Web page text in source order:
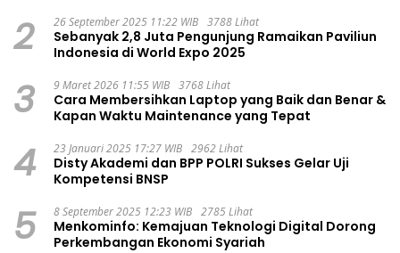
2 26 September 2025 11:22 WIB 3788 Lihat
Sebanyak 2,8 Juta Pengunjung Ramaikan Paviliun
Indonesia di World Expo 2025
3 9 Maret 2026 11:55 WIB 3768 Lihat
Cara Membersihkan Laptop yang Baik dan Benar &
Kapan Waktu Maintenance yang Tepat
4 23 Januari 2025 17:27 WIB 2962 Lihat
Disty Akademi dan BPP POLRI Sukses Gelar Uji
Kompetensi BNSP
5 8 September 2025 12:23 WIB 2785 Lihat
Menkominfo: Kemajuan Teknologi Digital Dorong
Perkembangan Ekonomi Syariah